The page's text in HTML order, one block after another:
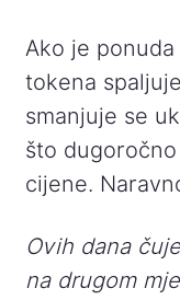
Ako je
tokena
smanjuje se
što
cijene.
Ovih dana
na drugom